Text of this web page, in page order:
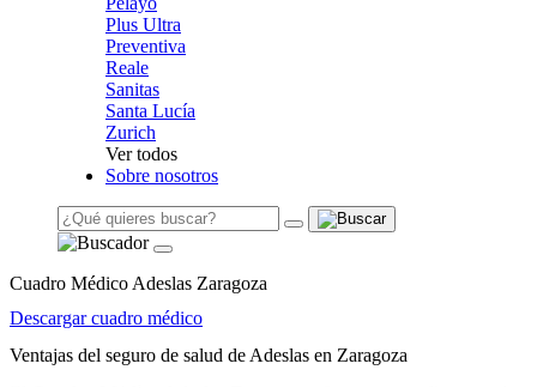
Plus Ultra
Preventiva
Reale
Sanitas
Santa Lucía
Zurich
Ver todos
Sobre nosotros
Cuadro Médico Adeslas Zaragoza
Descargar cuadro médico
Ventajas del seguro de salud de Adeslas en Zaragoza